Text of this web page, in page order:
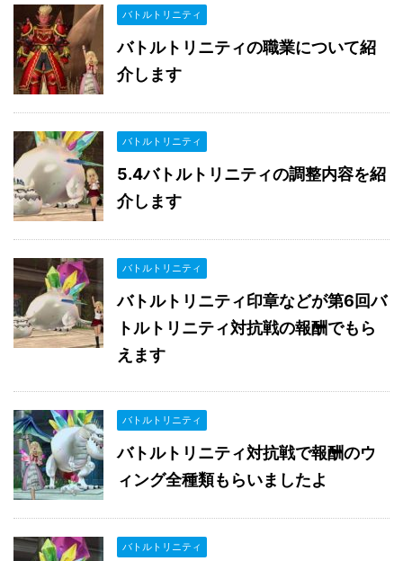
バトルトリニティ
バトルトリニティの職業について紹
介します
バトルトリニティ
5.4バトルトリニティの調整内容を紹
介します
バトルトリニティ
バトルトリニティ印章などが第6回バ
トルトリニティ対抗戦の報酬でもら
えます
バトルトリニティ
バトルトリニティ対抗戦で報酬のウ
ィング全種類もらいましたよ
バトルトリニティ